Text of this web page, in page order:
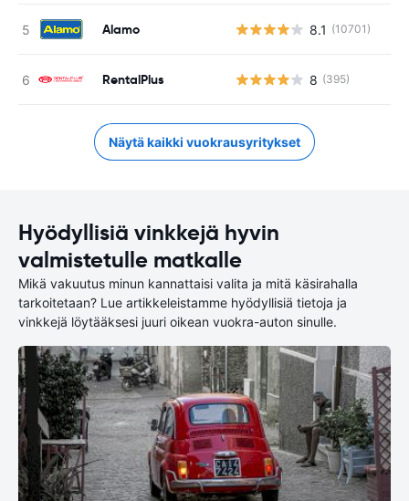
Alamo 8.1 (10701)
RentalPlus 8 (395)
Näytä kaikki vuokrausyritykset
Hyödyllisiä vinkkejä hyvin
valmistetulle matkalle
Mikä vakuutus minun kannattaisi valita ja mitä käsirahalla
tarkoitetaan? Lue artikkeleistamme hyödyllisiä tietoja ja
vinkkejä löytääksesi juuri oikean vuokra-auton sinulle.